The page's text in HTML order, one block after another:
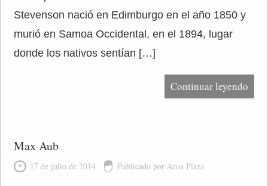
Stevenson nació en Edimburgo en el año 1850 y
murió en Samoa Occidental, en el 1894, lugar
donde los nativos sentían […]
Continuar leyendo
Max Aub
17 de julio de 2014 Publicado por Aroa Plaza